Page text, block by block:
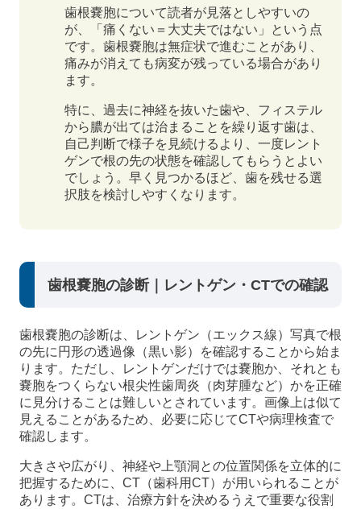
歯根嚢胞について読者が見落としやすいの
が、「痛くない＝大丈夫ではない」という点
です。歯根嚢胞は無症状で進むことがあり、
痛みが消えても病変が残っている場合があり
ます。
特に、過去に神経を抜いた歯や、フィステル
から膿が出ては治まることを繰り返す歯は、
自己判断で様子を見続けるより、一度レント
ゲンで根の先の状態を確認してもらうとよい
でしょう。早く見つかるほど、歯を残せる選
択肢を検討しやすくなります。
歯根嚢胞の診断｜レントゲン・CTでの確認
歯根嚢胞の診断は、レントゲン（エックス線）写真で根
の先に円形の透過像（黒い影）を確認することから始ま
ります。ただし、レントゲンだけでは嚢胞か、それとも
嚢胞をつくらない根尖性歯周炎（肉芽腫など）かを正確
に見分けることは難しいとされています。画像上は似て
見えることがあるため、必要に応じてCTや病理検査で
確認します。
大きさや広がり、神経や上顎洞との位置関係を立体的に
把握するために、CT（歯科用CT）が用いられることが
あります。CTは、治療方針を決めるうえで重要な役割